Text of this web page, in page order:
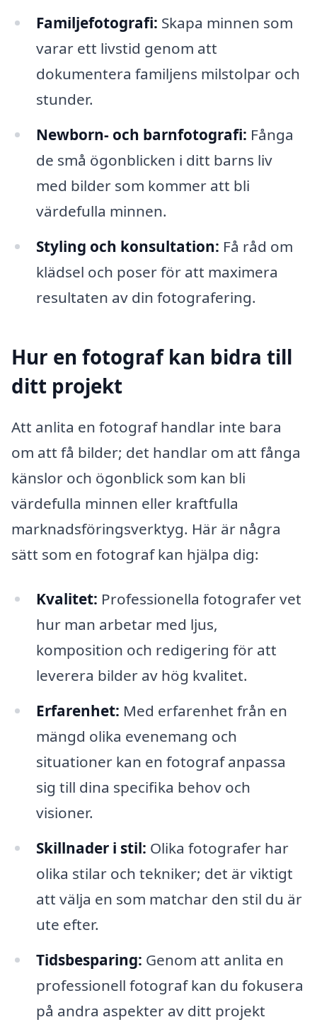
Familjefotografi: Skapa minnen som
varar ett livstid genom att
dokumentera familjens milstolpar och
stunder.
Newborn- och barnfotografi: Fånga
de små ögonblicken i ditt barns liv
med bilder som kommer att bli
värdefulla minnen.
Styling och konsultation: Få råd om
klädsel och poser för att maximera
resultaten av din fotografering.
Hur en fotograf kan bidra till
ditt projekt
Att anlita en fotograf handlar inte bara
om att få bilder; det handlar om att fånga
känslor och ögonblick som kan bli
värdefulla minnen eller kraftfulla
marknadsföringsverktyg. Här är några
sätt som en fotograf kan hjälpa dig:
Kvalitet: Professionella fotografer vet
hur man arbetar med ljus,
komposition och redigering för att
leverera bilder av hög kvalitet.
Erfarenhet: Med erfarenhet från en
mängd olika evenemang och
situationer kan en fotograf anpassa
sig till dina specifika behov och
visioner.
Skillnader i stil: Olika fotografer har
olika stilar och tekniker; det är viktigt
att välja en som matchar den stil du är
ute efter.
Tidsbesparing: Genom att anlita en
professionell fotograf kan du fokusera
på andra aspekter av ditt projekt